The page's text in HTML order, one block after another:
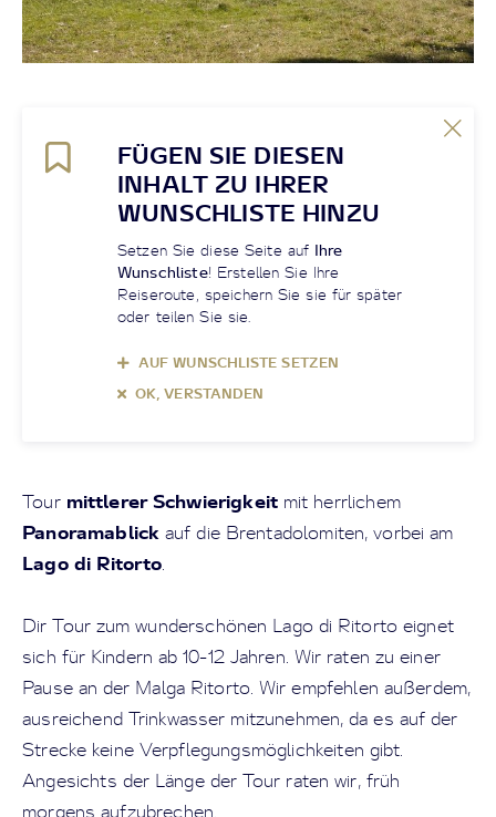
FÜGEN SIE DIESEN
INHALT ZU IHRER
WUNSCHLISTE HINZU
Setzen Sie diese Seite auf Ihre
Wunschliste! Erstellen Sie Ihre
Reiseroute, speichern Sie sie für später
oder teilen Sie sie.
AUF WUNSCHLISTE SETZEN
OK, VERSTANDEN
Tour mittlerer Schwierigkeit mit herrlichem
Panoramablick auf die Brentadolomiten, vorbei am
Lago di Ritorto.
Dir Tour zum wunderschönen Lago di Ritorto eignet
sich für Kindern ab 10-12 Jahren. Wir raten zu einer
Pause an der Malga Ritorto. Wir empfehlen außerdem,
ausreichend Trinkwasser mitzunehmen, da es auf der
Strecke keine Verpflegungsmöglichkeiten gibt.
Angesichts der Länge der Tour raten wir, früh
morgens aufzubrechen.